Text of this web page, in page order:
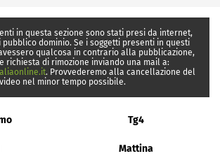
in questa sezione sono stati presi da internet,
dominio. Se i soggetti presenti in questi
qualcosa in contrario alla pubblicazione,
richiesta di rimozione inviando una mail a:
. Provvederemo alla cancellazione del
video nel minor tempo possibile.
Tg4
Mattina